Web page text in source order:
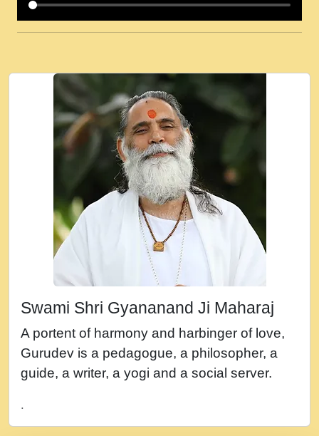
कई पकड क मर हथ र मह वदवन पहच दय! मह जन
Ki - Krishna Bhajan - New Bhajan 2020
#Ishwar Bhakti.mp3
जब से गीता ज्ञान पाया मैं बड़ी मस्ती में हूँ । 2018 -
Rishikesh - Ratan Ji Rasik.mp3
तन हल दल द सनव मड उतत सर रख क, नल रव त
गल लग जव त सर उतत हथ रख द!.mp3
तू कर प्रीतम से प्रीत, यूहीं दिन बीतते जाते हैं ।
2018 - Rishikesh - Swami Gyananand Ji
Maharaj.mp3
न म गवद गपल गद फर, पयर महन न रझद फर! shri
नह भरस रह लडडल... अपन खट करम क !!!! मह दद
सहर चरण क .....mp3
बगड नसब कसन सवर तर बगर Shri ravinandan
shastri ji maharaj.mp3
Swami Shri Gyananand Ji Maharaj
A portent of harmony and harbinger of love,
Gurudev is a pedagogue, a philosopher, a
guide, a writer, a yogi and a social server.
.